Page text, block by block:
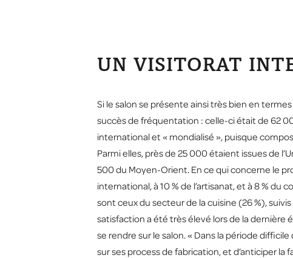
UN VISITORAT
Si le salon se présente ainsi très bien en
succès de fréquentation : celle-ci était de 62
international et « mondialisé », puisque
Parmi elles, près de 25 000 étaient issues de
500 du Moyen-Orient. En ce qui concerne le
international, à 10 % de l’artisanat, et à 8 %
sont ceux du secteur de la cuisine (26 %),
satisfaction a été très élevé lors de la dernière
se rendre sur le salon. « Dans la période
sur ses process de fabrication, et d’anticiper la